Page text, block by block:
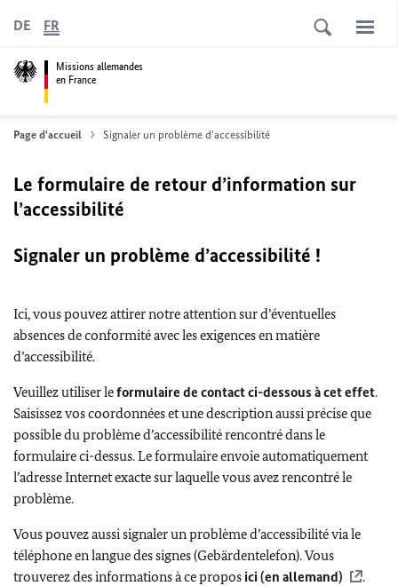
Missions allemandes
en France
DE FR
Page d'accueil Signaler un problème d'accessibilité
Le formulaire de retour d’information sur
l’accessibilité
Signaler un problème d’accessibilité !
Ici, vous pouvez attirer notre attention sur d’éventuelles
absences de conformité avec les exigences en matière
d’accessibilité.
Veuillez utiliser leformulaire de contact ci-dessous à cet effet.
Saisissez vos coordonnées et une description aussi précise que
possible du problème d’accessibilité rencontré dans le
formulaire ci-dessus. Le formulaire envoie automatiquement
l’adresse Internet exacte sur laquelle vous avez rencontré le
problème.
Vous pouvez aussi signaler un problème d’accessibilité via le
téléphone en langue des signes (Gebärdentelefon). Vous
trouverez des informations à ce propos ici (en allemand)
.